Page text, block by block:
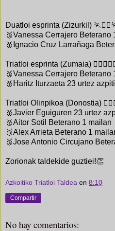
Duatloi esprinta (Zizurkil)
🥉Vanessa Cerrajero Beterano
🥉Ignacio Cruz Larrañaga
Triatloi esprinta (Zumaia)
🥈Vanessa Cerrajero Beterano
🥉Haritz Iturzaeta 23 urtez
Triatloi Olinpikoa (Donostia)
🥉Javier Eguiguren 23 urtez
🥈Aitor Sotil Beterano 1 mailan
🥉Alex Arrieta Beterano 1
🥈Jose Antonio Circujano
Zorionak taldekide guztiei!👏
Azkoitiko Triatloi Taldea en 8:10
Compartir
No hay comentarios: